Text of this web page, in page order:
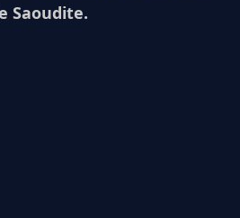
Saoudite.